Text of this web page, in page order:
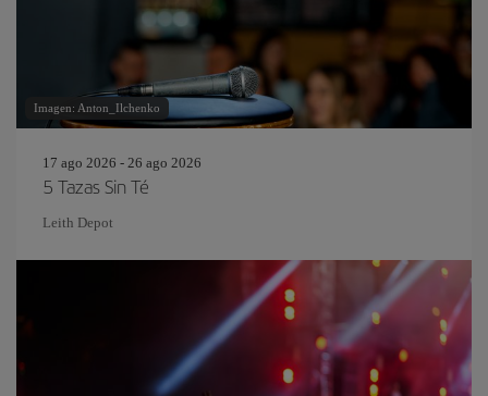
Imagen: Anton_Ilchenko
17 ago 2026 - 26 ago 2026
5 Tazas Sin Té
Leith Depot